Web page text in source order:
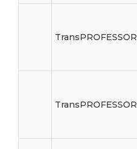
TransPROFESSOR
TransPROFESSOR